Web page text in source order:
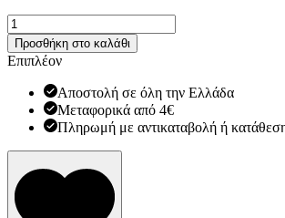
Τυνησιακό
βελονάκι
Νο
8.0
ποσότητα
Προσθήκη στο καλάθι
Επιπλέον
Αποστολή σε όλη την Ελλάδα
Μεταφορικά από 4€
Πληρωμή με αντικαταβολή ή